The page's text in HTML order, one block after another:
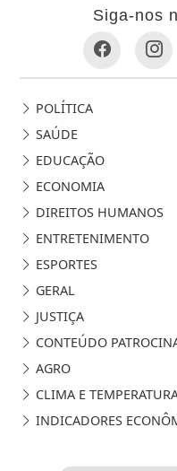
Siga-nos
POLÍTICA
SAÚDE
EDUCAÇÃO
ECONOMIA
DIREITOS HUMANOS
ENTRETENIMENTO
ESPORTES
GERAL
JUSTIÇA
CONTEÚDO
AGRO
CLIMA E
INDICADORES